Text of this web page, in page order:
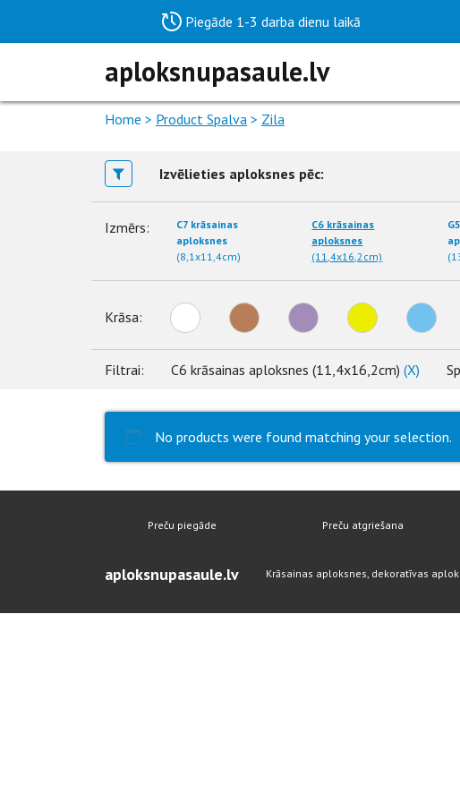
Piegāde 1-3 darba dienu laikā
aploksnupasaule.lv
Home > Product Spalva > Zila
Izvēlieties aploksnes pēc:
Izmērs:
C7 krāsainas
aploksnes
(8,1x11,4cm)
C6 krāsainas
aploksnes
(11,4x16,2cm)
Krāsa:
Filtrai: C6 krāsainas aploksnes (11,4x16,2cm) (X)
No products were found matching your selection.
Preču piegāde Preču atgriešana
aploksnupasaule.lv Krāsainas aploksnes, dekoratīvas